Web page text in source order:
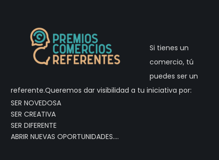
Si tienes un
comercio, tú
puedes ser un
referente.Queremos dar visibilidad a tu iniciativa por:
SER NOVEDOSA
SER CREATIVA
SER DIFERENTE
ABRIR NUEVAS OPORTUNIDADES….